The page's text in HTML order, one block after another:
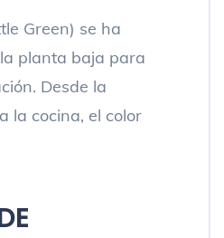
Green) se ha
planta baja para
Desde la
la cocina, el color